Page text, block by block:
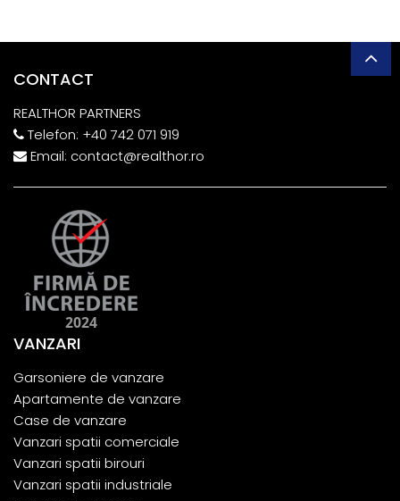
CONTACT
REALTHOR PARTNERS
Telefon: +40 742 071 919
Email: contact@realthor.ro
VANZARI
Garsoniere de vanzare
Apartamente de vanzare
Case de vanzare
Vanzari spatii comerciale
Vanzari spatii birouri
Vanzari spatii industriale